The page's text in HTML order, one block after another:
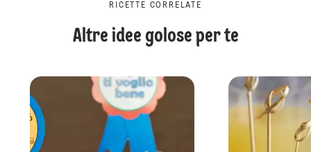
RICETTE CORRELATE
Altre idee golose per te